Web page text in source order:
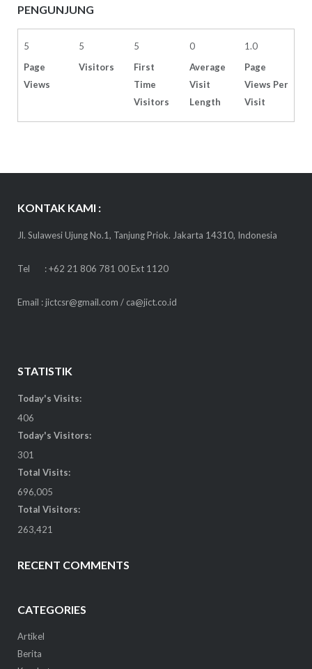
PENGUNJUNG
5
Page
Views
5
Visitors
5
First
Time
Visitors
0
Average
Visit
Length
1.0
Page
Views Per
Visit
KONTAK KAMI :
Jl. Sulawesi Ujung No.1, Tanjung Priok. Jakarta 14310, Indonesia
Tel : +62 21 806 781 00 Ext 1120
Email : jictcsr@gmail.com / ca@jict.co.id
STATISTIK
Today's Visits:
406
Today's Visitors:
301
Total Visits:
696,005
Total Visitors:
263,421
RECENT COMMENTS
CATEGORIES
Artikel
Berita